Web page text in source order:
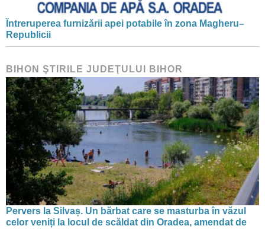
Întreruperea furnizării apei potabile în zona Magheru–
Republicii
BIHON ŞTIRILE JUDEŢULUI BIHOR
Pervers la Silvaș. Un bărbat care se masturba în văzul
celor veniți la locul de scăldat din Oradea, amendat de